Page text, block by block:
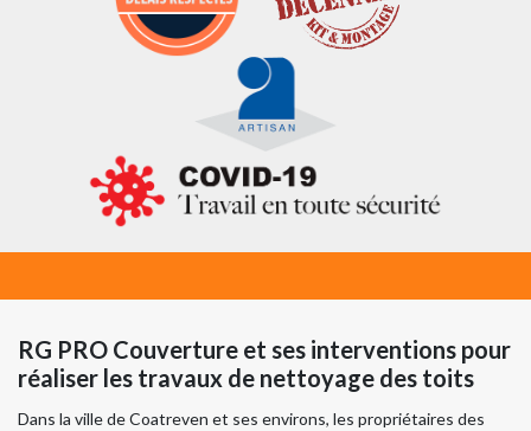
RG PRO Couverture et ses interventions pour
réaliser les travaux de nettoyage des toits
Dans la ville de Coatreven et ses environs, les propriétaires des